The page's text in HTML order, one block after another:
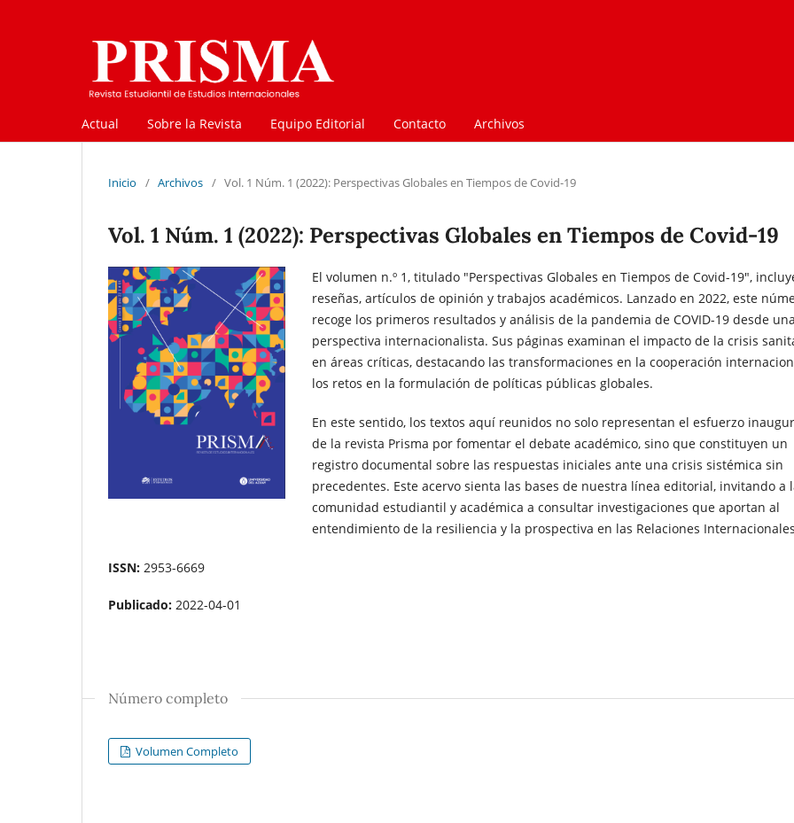
Actual Sobre la Revista Equipo Editorial Contacto Archivos
Inicio / Archivos / Vol. 1 Núm. 1 (2022): Perspectivas Globales en Tiempos de Covid-19
Vol. 1 Núm. 1 (2022): Perspectivas Globales en Tiempos de Covid-19
El volumen n.º 1, titulado "Perspectivas Globales en Tiempos de Covid-19",
reseñas, artículos de opinión y trabajos académicos. Lanzado en 2022, este
recoge los primeros resultados y análisis de la pandemia de COVID-19 desde
perspectiva internacionalista. Sus páginas examinan el impacto de la crisis
en áreas críticas, destacando las transformaciones en la cooperación
los retos en la formulación de políticas públicas globales.
En este sentido, los textos aquí reunidos no solo representan el esfuerzo
de la revista Prisma por fomentar el debate académico, sino que constituyen un
registro documental sobre las respuestas iniciales ante una crisis sistémica sin
precedentes. Este acervo sienta las bases de nuestra línea editorial, invitando a
comunidad estudiantil y académica a consultar investigaciones que aportan al
entendimiento de la resiliencia y la prospectiva en las Relaciones
ISSN: 2953-6669
Publicado: 2022-04-01
Número completo
Volumen Completo